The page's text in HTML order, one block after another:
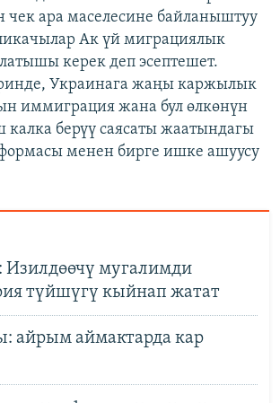
ара маселесине байланыштуу
Ак үй миграциялык
керек деп эсептешет.
Украинага жаңы каржылык
иммиграция жана бул өлкөнүн
берүү саясаты жаатындагы
менен бирге ишке ашуусу
Изилдөөчү мугалимди
түйшүгү кыйнап жатат
айрым аймактарда кар